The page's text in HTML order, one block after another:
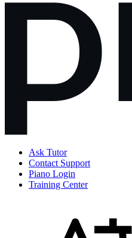
Ask Tutor
Contact Support
Piano Login
Training Center